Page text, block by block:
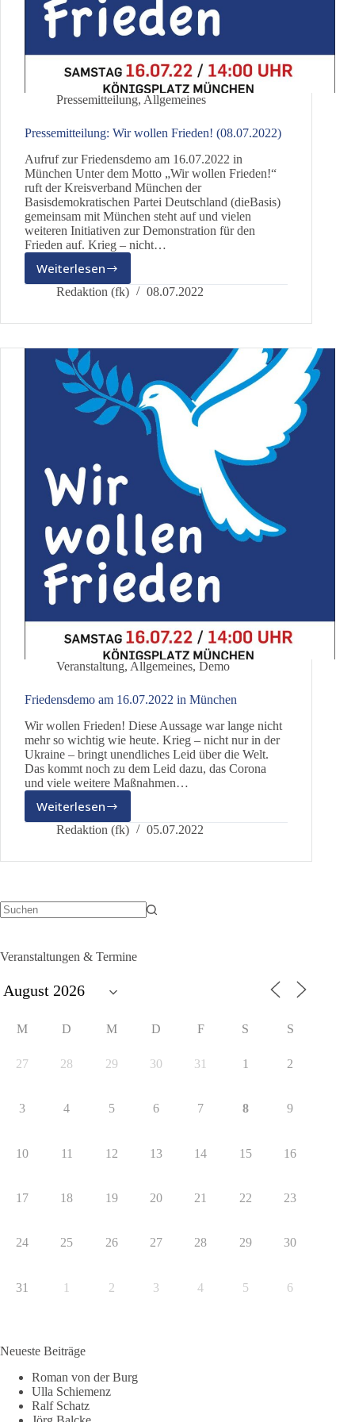
Pressemitteilung, Allgemeines
Pressemitteilung: Wir wollen Frieden! (08.07.2022)
Aufruf zur Friedensdemo am 16.07.2022 in
München Unter dem Motto „Wir wollen Frieden!“
ruft der Kreisverband München der
Basisdemokratischen Partei Deutschland (dieBasis)
gemeinsam mit München steht auf und vielen
weiteren Initiativen zur Demonstration für den
Frieden auf. Krieg – nicht…
WeiterlesenPressemitteilung:
Wir
Frieden!
Redaktion (fk) 08.07.2022
Veranstaltung, Allgemeines, Demo
Friedensdemo am 16.07.2022 in München
Wir wollen Frieden! Diese Aussage war lange nicht
mehr so wichtig wie heute. Krieg – nicht nur in der
Ukraine – bringt unendliches Leid über die Welt.
Das kommt noch zu dem Leid dazu, das Corona
und viele weitere Maßnahmen…
WeiterlesenFriedensdemo
am
in
Redaktion (fk) 05.07.2022
Veranstaltungen & Termine
M D M D F S S
27 28 29 30 31 1 2
3 4 5 6 7 8 9
10 11 12 13 14 15 16
17 18 19 20 21 22 23
24 25 26 27 28 29 30
31 1 2 3 4 5 6
Neueste Beiträge
Roman von der Burg
Ulla Schiemenz
Ralf Schatz